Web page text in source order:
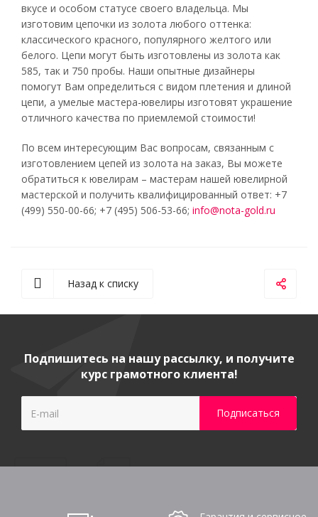
вкусе и особом статусе своего владельца. Мы
изготовим цепочки из золота любого оттенка:
классического красного, популярного желтого или
белого. Цепи могут быть изготовлены из золота как
585, так и 750 пробы. Наши опытные дизайнеры
помогут Вам определиться с видом плетения и длиной
цепи, а умелые мастера-ювелиры изготовят украшение
отличного качества по приемлемой стоимости!
По всем интересующим Вас вопросам, связанным с
изготовлением цепей из золота на заказ, Вы можете
обратиться к ювелирам – мастерам нашей ювелирной
мастерской и получить квалифицированный ответ: +7
(499) 550-00-66; +7 (495) 506-53-66; info@nota-gold.ru
Назад к списку
Подпишитесь на нашу рассылку, и получите
курс грамотного клиента!